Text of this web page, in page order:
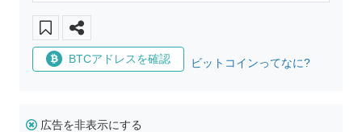
BTCアドレスを確認 ビットコインってなに?
広告を非表示にする